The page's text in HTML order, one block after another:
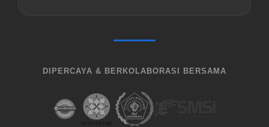
DIPERCAYA & BERKOLABORASI BERSAMA